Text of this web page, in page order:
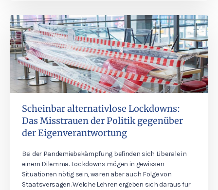
Scheinbar alternativlose Lockdowns:
Das Misstrauen der Politik gegenüber
der Eigenverantwortung
Bei der Pandemiebekämpfung befinden sich Liberale in
einem Dilemma. Lockdowns mögen in gewissen
Situationen nötig sein, waren aber auch Folge von
Staatsversagen. Welche Lehren ergeben sich daraus für